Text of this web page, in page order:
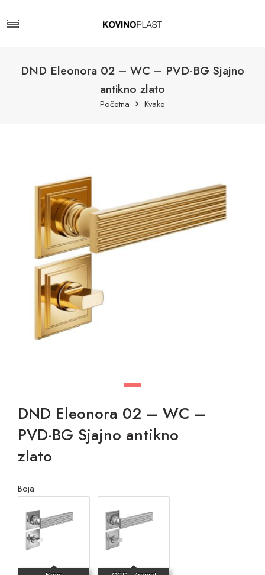
DND Eleonora 02 – WC – PVD-BG Sjajno
antikno zlato
Početna Kvake
DND Eleonora 02 – WC –
PVD-BG Sjajno antikno
zlato
Boja